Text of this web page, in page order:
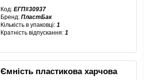
Код: ЕГП#30937
Бренд: ПластБак
Кількість в упаковці: 1
Кратність відпускання: 1
Ємність пластикова харчова